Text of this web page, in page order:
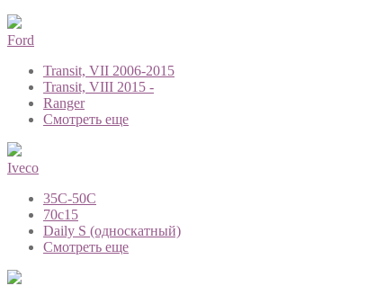
Ford
Transit, VII 2006-2015
Transit, VIII 2015 -
Ranger
Смотреть еще
Iveco
35C-50C
70с15
Daily S (односкатный)
Смотреть еще